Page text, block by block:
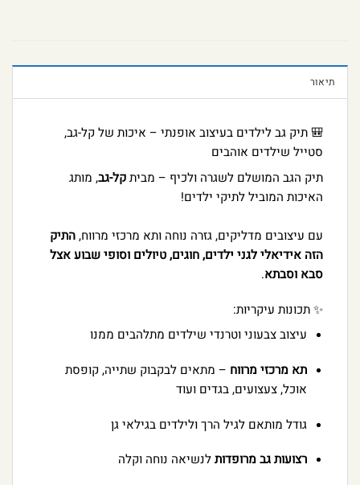
תיאור
🎒 תיק גב לילדים בעיצוב אופנתי – איכות של קל-גב,
סטייל שילדים אוהבים
תיק הגב המושלם לשגרה ולכיף – מביתקל-גב, מותג
האיכות המוביל לתיקי ילדים!
עם עיצובים מדליקים, גזרה נוחה ותא מרכזי מרווח,התיק
הזה אידיאלי לגני ילדים, חוגים, טיולים וסופי שבוע אצל
סבא וסבתא.
✨ תכונות עיקריות:
עיצוב צבעוני וטרנדי שילדים מתלהבים ממנו
תא מרכזי מרווח – מתאים לבקבוק שתייה, קופסת
אוכל, צעצועים, בגדים ועוד
גודל מותאם לגיל הרך ולילדים בגילאי גן
רצועות גב מרופדותלנשיאה נוחה וקלה